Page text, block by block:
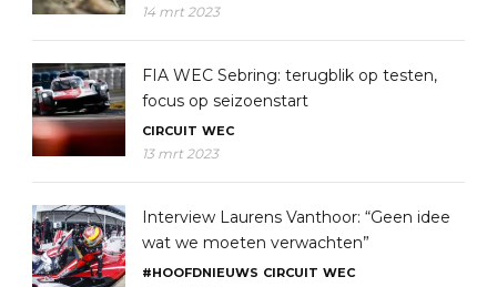
14 mrt 2023
FIA WEC Sebring: terugblik op testen,
focus op seizoenstart
CIRCUIT WEC
13 mrt 2023
Interview Laurens Vanthoor: “Geen idee
wat we moeten verwachten”
#HOOFDNIEUWS CIRCUIT WEC